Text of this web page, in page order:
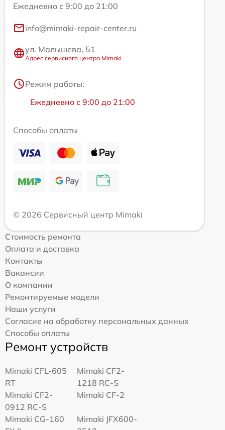
Ежедневно с 9:00 до 21:00
info@mimaki-repair-center.ru
ул. Малышева, 51
Адрес сервисного центра Mimaki
Режим работы:
Ежедневно с 9:00 до 21:00
Способы оплаты
© 2026 Сервисный центр Mimaki
Стоимость ремонта
Оплата и доставка
Контакты
Вакансии
О компании
Ремонтируемые модели
Наши услуги
Согласие на обработку персональных данных
Способы оплаты
Ремонт устройств
Mimaki CFL-605
RT
Mimaki CF2-
1218 RC-S
Mimaki CF2-
0912 RC-S
Mimaki CF-2
Mimaki CG-160
Mimaki JFX600-